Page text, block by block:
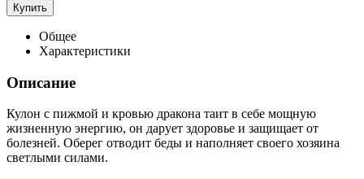
Купить
Общее
Характеристики
Описание
Кулон с пижмой и кровью дракона таит в себе мощную
жизненную энергию, он дарует здоровье и защищает от
болезней. Оберег отводит беды и наполняет своего хозяина
светлыми силами.